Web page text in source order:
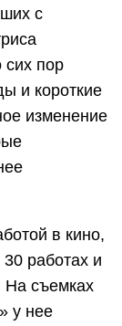
с
сих пор
и короткие
изменение
в кино,
работах и
На съемках
у нее